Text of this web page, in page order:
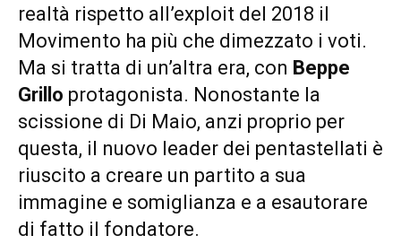
realtà rispetto all’exploit del 2018 il
Movimento ha più che dimezzato i voti.
Ma si tratta di un’altra era, con Beppe
Grillo protagonista. Nonostante la
scissione di Di Maio, anzi proprio per
questa, il nuovo leader dei pentastellati è
riuscito a creare un partito a sua
immagine e somiglianza e a esautorare
di fatto il fondatore.